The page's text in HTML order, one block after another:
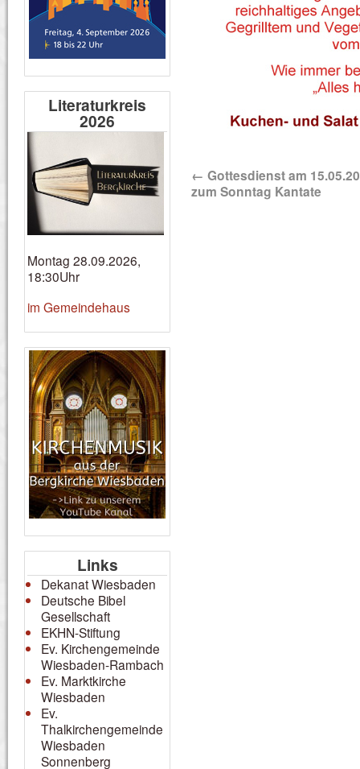
← Gottesdienst am
zum Sonntag Kantate
Literaturkreis
2026
Montag 28.09.2026,
18:30Uhr
im Gemeindehaus
Links
Dekanat Wiesbaden
Deutsche Bibel
Gesellschaft
EKHN-Stiftung
Ev. Kirchengemeinde
Wiesbaden-Rambach
Ev. Marktkirche
Wiesbaden
Ev.
Thalkirchengemeinde
Wiesbaden
Sonnenberg